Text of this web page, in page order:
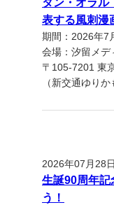
タン・オラ
表する風刺
期間：2026年7
会場：汐留メデ
〒105-7201 東
（新交通ゆり
2026年07月28
生誕90周年記
う！